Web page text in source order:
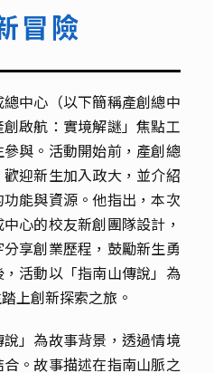
冒險
中心（以下簡稱產創總中
啟航：實境解謎」焦點工
與。活動開始前，產創總
迎新生加入政大，並介紹
能與資源。他指出，本次
心的校友新創團隊設計，
享創業歷程，鼓勵新生勇
活動以「指南山傳說」為
上創新探索之旅。
」為故事背景，透過情境
。故事描述在指南山脈之